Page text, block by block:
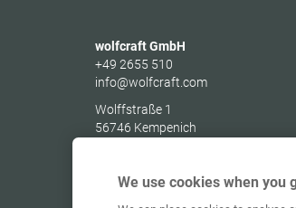
wolfcraft GmbH
+49 2655 510
info@wolfcraft.com
Wolffstraße 1
56746 Kempenich
We use cookies when you